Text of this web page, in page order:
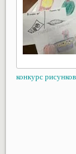
конкурс